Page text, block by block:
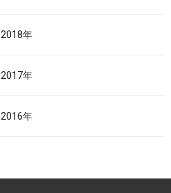
2018年
2017年
2016年